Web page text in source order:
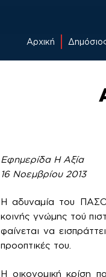
Αρχική
Εφημερίδα Η Αξία
16 Νοεμβρίου 2013
Η αδυναμία του
κοινής γνώμης τού
φαίνεται να
προοπτικές του.
Η οικονομική κρίση